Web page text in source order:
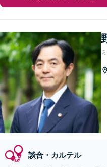
談合・カルテル